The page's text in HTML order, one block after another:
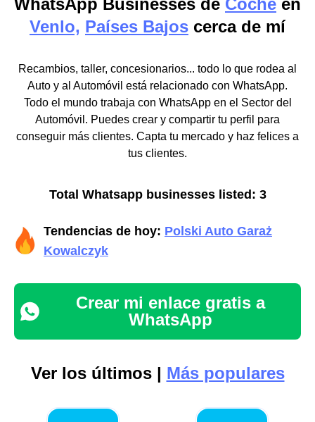
Venlo, Países Bajos cerca de mí
Recambios, taller, concesionarios... todo lo que rodea al
Auto y al Automóvil está relacionado con WhatsApp.
Todo el mundo trabaja con WhatsApp en el Sector del
Automóvil. Puedes crear y compartir tu perfil para
conseguir más clientes. Capta tu mercado y haz felices a
tus clientes.
Total Whatsapp businesses listed: 3
Tendencias de hoy: Polski Auto Garaż
Kowalczyk
Crear mi enlace gratis a
WhatsApp
Ver los últimos | Más populares